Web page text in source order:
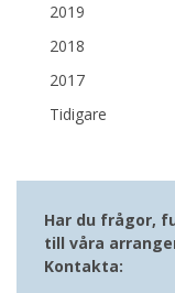
2019
2018
2017
Tidigare
Har du frågor,
till våra
Kontakta: